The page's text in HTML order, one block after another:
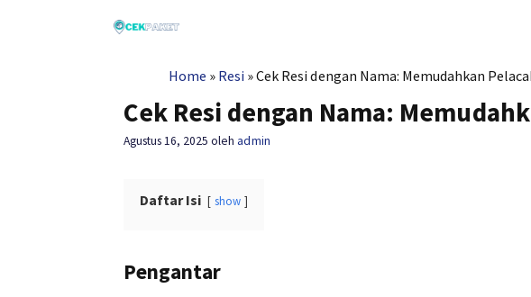
Home » Resi »Cek Resi dengan Nama: Memudahkan
Cek Resi dengan Nama:
Agustus 16, 2025 oleh admin
Daftar Isi show
Pengantar